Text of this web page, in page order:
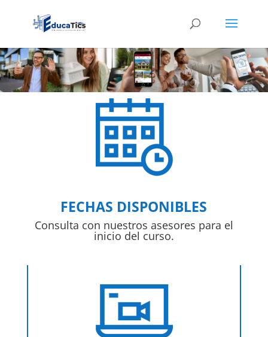
FECHAS DISPONIBLES
Consulta con nuestros asesores para el
inicio del curso.